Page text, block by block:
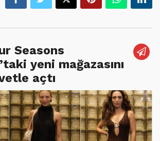
Seasons
yeni mağazasını
açtı